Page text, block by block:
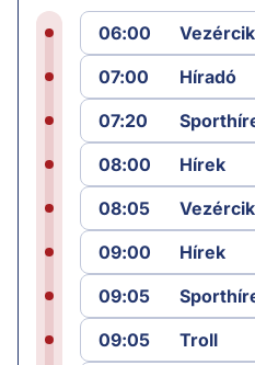
06:00
07:00
Híradó
07:20
08:00
Hírek
08:05
09:00
Hírek
09:05
09:05
Troll